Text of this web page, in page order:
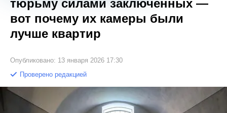
тюрьму силами заключенных —
вот почему их камеры были
лучше квартир
Опубликовано: 13 января 2026 17:30
Проверено редакцией